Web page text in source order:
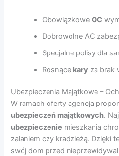
ObowiązkoweOC
Dobrowolne AC
Specjalne polisy dla
Rosnące kary za brak
Ubezpieczenia Majątkowe –
W ramach oferty agencja
ubezpieczeń majątkowych.
ubezpieczenie mieszkania
zalaniem czy kradzieżą. Dzięki
swój dom przed